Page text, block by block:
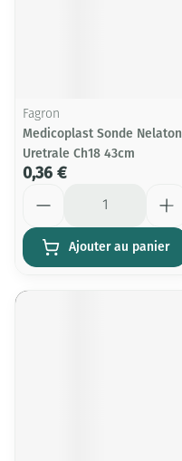
Fagron
Medicoplast Sonde Nelaton
Uretrale Ch18 43cm
0,36 €
Ajouter au panier